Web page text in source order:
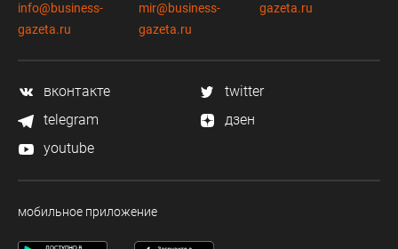
info@business-
gazeta.ru
mir@business-
gazeta.ru
gazeta.ru
вконтакте
twitter
telegram
дзен
youtube
мобильное приложение